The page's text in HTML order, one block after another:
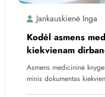
Jankauskienė Inga
Kodėl asmens
kiekvienam
Asmens medicininė
minis dokumentas